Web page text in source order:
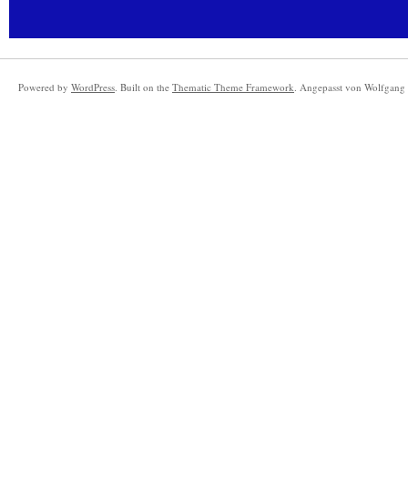
Powered by WordPress. Built on the Thematic Theme Framework. Angepasst von